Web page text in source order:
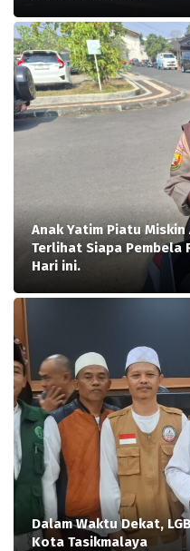
Anak Yatim Piatu
Terlihat Siapa Pembela
Hari ini.
Dalam Waktu Dekat,
Kota Tasikmalaya